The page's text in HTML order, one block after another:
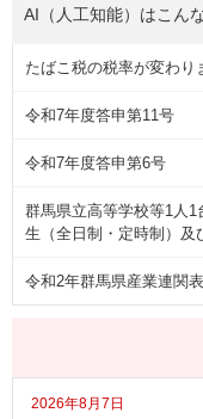
2026年8月7日
AI（人工知能）はこん
たばこ税の税率が変わり
令和7年度答申第11号
令和7年度答申第6号
群馬県立高等学校等1人
生（全日制・定時制）及
令和2年群馬県産業連関